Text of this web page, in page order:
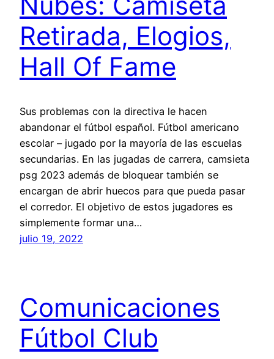
Retirada, Elogios,
Hall Of Fame
Sus problemas con la directiva le hacen
abandonar el fútbol español. Fútbol americano
escolar – jugado por la mayoría de las escuelas
secundarias. En las jugadas de carrera, camsieta
psg 2023 además de bloquear también se
encargan de abrir huecos para que pueda pasar
el corredor. El objetivo de estos jugadores es
simplemente formar una…
julio 19, 2022
Comunicaciones
Fútbol Club